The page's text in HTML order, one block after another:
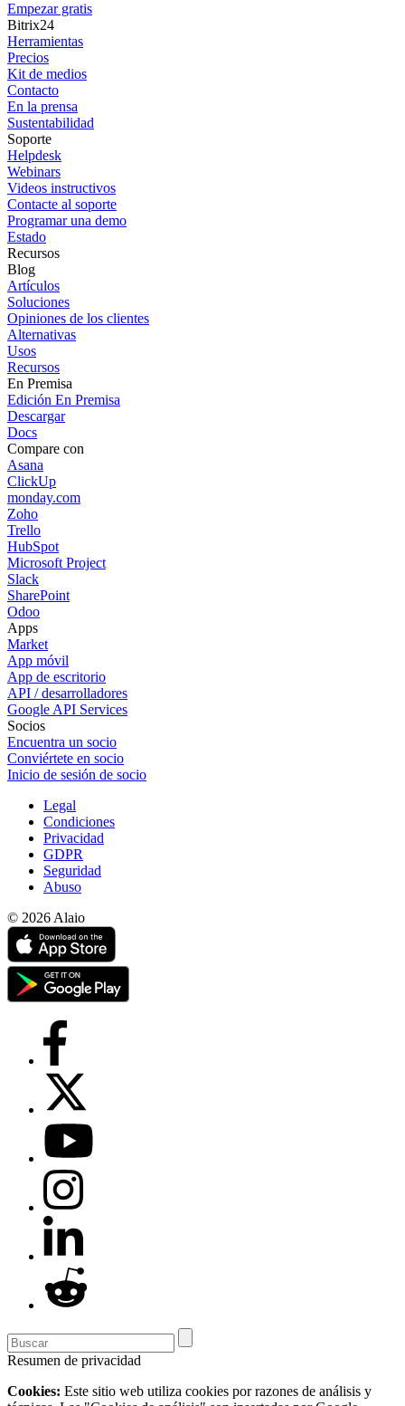
Empezar gratis
Bitrix24
Herramientas
Precios
Kit de medios
Contacto
En la prensa
Sustentabilidad
Soporte
Helpdesk
Webinars
Videos instructivos
Contacte al soporte
Programar una demo
Estado
Recursos
Blog
Artículos
Soluciones
Opiniones de los clientes
Alternativas
Usos
Recursos
En Premisa
Edición En Premisa
Descargar
Docs
Compare con
Asana
ClickUp
monday.com
Zoho
Trello
HubSpot
Microsoft Project
Slack
SharePoint
Odoo
Apps
Market
App móvil
App de escritorio
API / desarrolladores
Google API Services
Socios
Encuentra un socio
Conviértete en socio
Inicio de sesión de socio
Legal
Condiciones
Privacidad
GDPR
Seguridad
Abuso
© 2026 Alaio
Resumen de privacidad
Cookies: Este sitio web utiliza cookies por razones de análisis y